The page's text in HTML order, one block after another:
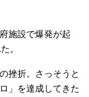
施設で爆発が起
。
挫折。さっそうと
」を達成してきた